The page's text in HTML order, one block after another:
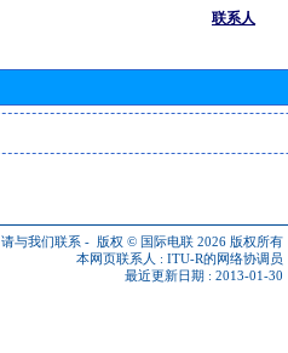
联系人
请与我们联系 - 版权 © 国际电联 2026 版权所有
本网页联系人 : ITU-R的网络协调员
最近更新日期 : 2013-01-30